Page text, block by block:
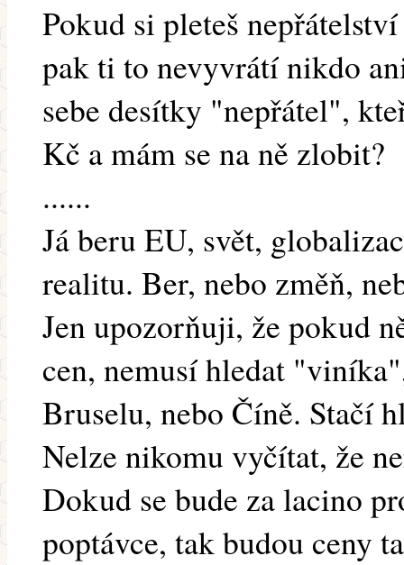
Pokud si pleteš
pak ti to nevyvrátí nikdo
sebe desítky "nepřátel",
Kč a mám se na ně zlobit?
......
Já beru EU, svět,
realitu. Ber, nebo změň,
Jen upozorňuji, že pokud
cen, nemusí hledat
Bruselu, nebo Číně. Stačí
Nelze nikomu vyčítat, že
Dokud se bude za lacino
poptávce, tak budou ceny